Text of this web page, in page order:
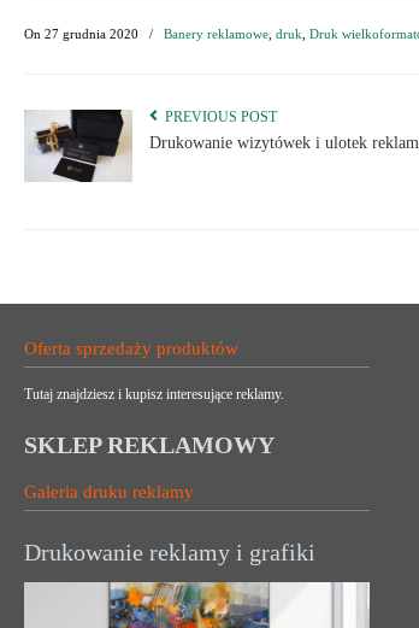
On 27 grudnia 2020 / Banery reklamowe druk Druk
PREVIOUS POST
Drukowanie wizytówek i ulotek
Oferta sprzedaży produktów
Tutaj znajdziesz i kupisz interesujące reklamy.
SKLEP REKLAMOWY
Galeria druku reklamy
Drukowanie reklamy i grafiki